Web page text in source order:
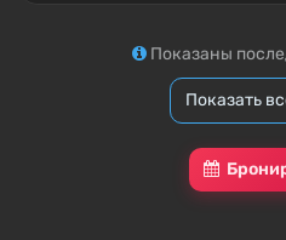
Показаны
Показать